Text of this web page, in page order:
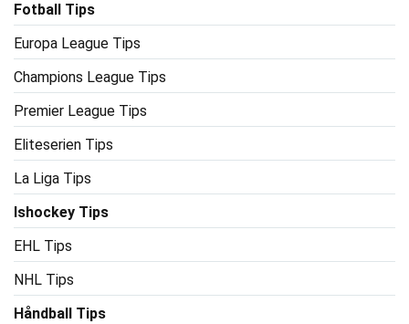
Fotball Tips
Europa League Tips
Champions League Tips
Premier League Tips
Eliteserien Tips
La Liga Tips
Ishockey Tips
EHL Tips
NHL Tips
Håndball Tips